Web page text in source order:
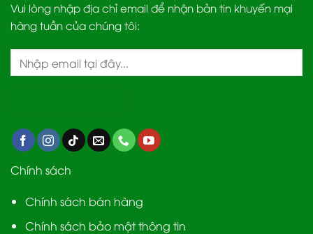
Vui lòng nhập địa chỉ email để nhận bản tin khuyến mại
hàng tuần của chúng tôi:
Chính sách
Chính sách bán hàng
Chính sách bảo mật thông tin